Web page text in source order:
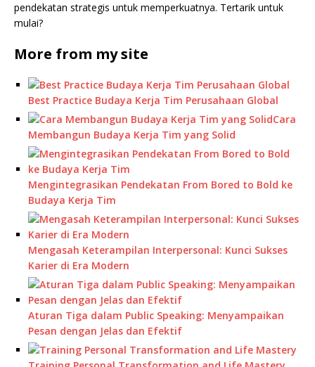
pendekatan strategis untuk memperkuatnya. Tertarik untuk
mulai?
More from my site
Best Practice Budaya Kerja Tim Perusahaan Global
Cara
Membangun Budaya Kerja Tim yang Solid
Mengintegrasikan Pendekatan From Bored to Bold ke
Budaya Kerja Tim
Mengasah Keterampilan Interpersonal: Kunci Sukses
Karier di Era Modern
Aturan Tiga dalam Public Speaking: Menyampaikan
Pesan dengan Jelas dan Efektif